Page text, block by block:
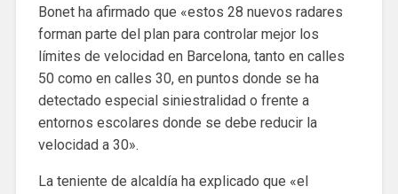
Bonet ha afirmado que «estos 28 nuevos radares
forman parte del plan para controlar mejor los
límites de velocidad en Barcelona, tanto en calles
50 como en calles 30, en puntos donde se ha
detectado especial siniestralidad o frente a
entornos escolares donde se debe reducir la
velocidad a 30».
La teniente de alcaldía ha explicado que «el